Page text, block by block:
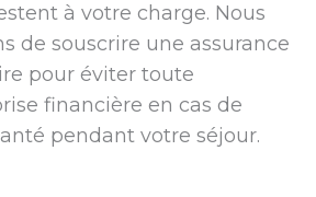
à votre charge. Nous
de souscrire une assurance
pour éviter toute
financière en cas de
pendant votre séjour.